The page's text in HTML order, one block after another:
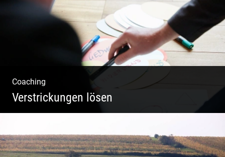
Coaching
Verstrickungen lösen
Aufstellung